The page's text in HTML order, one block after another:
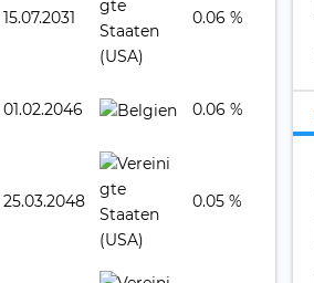
15.07.2031 0.06 %
01.02.2046 0.06 %
25.03.2048 0.05 %